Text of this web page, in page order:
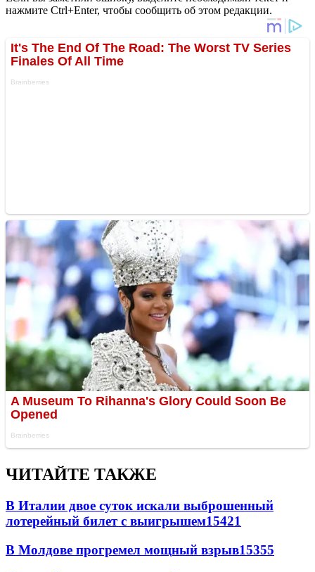
нажмите Ctrl+Enter, чтобы сообщить об этом редакции.
ЧИТАЙТЕ ТАКЖЕ
В Италии двое суток искали выброшенный
лотерейный билет с выигрышем15421
В Молдове прогремел мощный взрыв15355